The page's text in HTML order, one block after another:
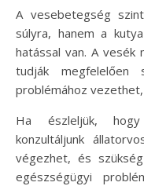
A vesebetegség
súlyra, hanem a
hatással van. A vesék
tudják
problémához
Ha észleljük,
konzultáljunk
végezhet, és
egészségügyi